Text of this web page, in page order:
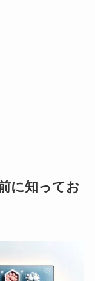
に知ってお